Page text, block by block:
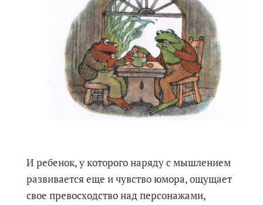
И ребенок, у которого наряду с мышлением
развивается еще и чувство юмора, ощущает
свое превосходство над персонажами,